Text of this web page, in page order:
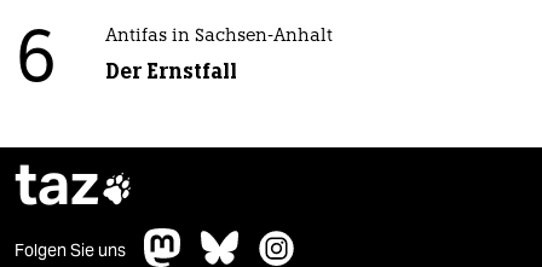
6 Antifas in Sachsen-Anhalt
Der Ernstfall
taz
Folgen Sie uns